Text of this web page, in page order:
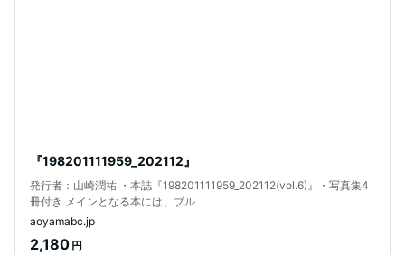
『198201111959_202112』
発行者：山崎潤祐 ・本誌『198201111959_202112(vol.6)』・写真集4
冊付き メインとなる本には、ブル
aoyamabc.jp
2,180 円